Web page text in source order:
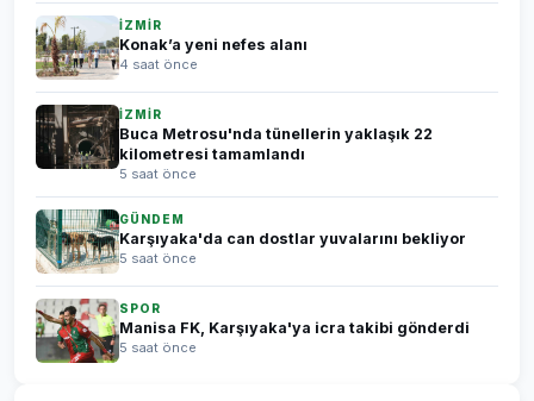
İZMİR
Konak’a yeni nefes alanı
4 saat önce
İZMİR
Buca Metrosu'nda tünellerin yaklaşık 22
kilometresi tamamlandı
5 saat önce
GÜNDEM
Karşıyaka'da can dostlar yuvalarını bekliyor
5 saat önce
SPOR
Manisa FK, Karşıyaka'ya icra takibi gönderdi
5 saat önce